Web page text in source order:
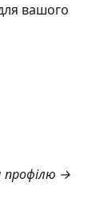
вашого
→